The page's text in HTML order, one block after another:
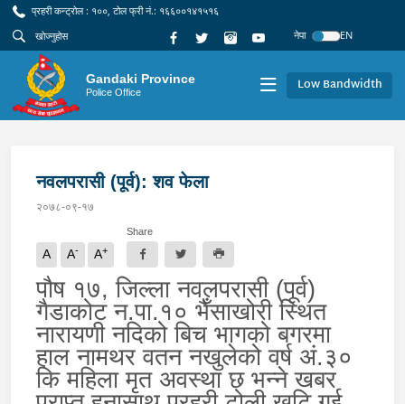
प्रहरी कन्ट्रोल : १००, टोल फ्री नं.: १६६००१४१५१६
नेपा
EN
Gandaki Province
Police Office Low Bandwidth
नवलपरासी (पूर्व): शव फेला
२०७८-०९-१७
A A- A+
Share
पौष १७, जिल्ला नवलपरासी (पूर्व)
गैडाकोट न.पा.१० भैँसाखोरी स्थित
नारायणी नदिको बिच भागको बगरमा
हाल नामथर वतन नखुलेको वर्ष अं.३०
कि महिला मृत अवस्था छ भन्ने खबर